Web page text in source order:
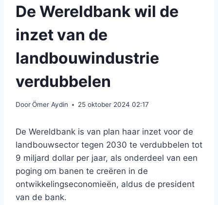
De Wereldbank wil de
inzet van de
landbouwindustrie
verdubbelen
DoorÖmer Aydin 25 oktober 2024 02:17
De Wereldbank is van plan haar inzet voor de
landbouwsector tegen 2030 te verdubbelen tot
9 miljard dollar per jaar, als onderdeel van een
poging om banen te creëren in de
ontwikkelingseconomieën, aldus de president
van de bank.